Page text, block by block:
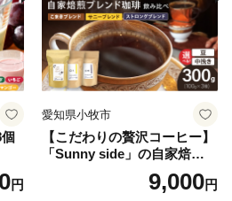
円
愛知県小牧市
【こだわりの贅沢コーヒー】
「Sunny side」の自家焙煎珈
琲ブレンド珈琲飲み比べセッ
9,000円